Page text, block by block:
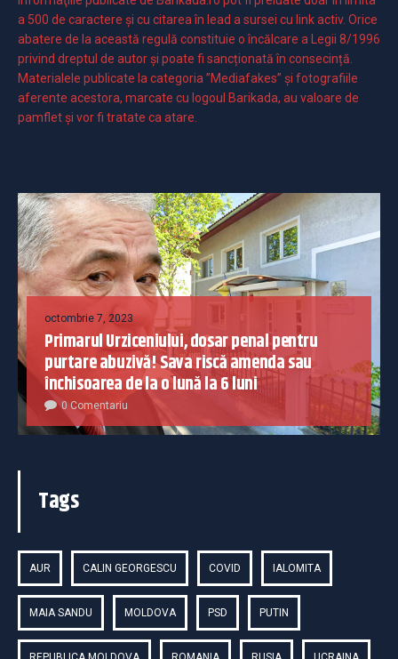
a 500 de caractere şi cu citarea în lead a sursei cu link activ. Orice
abatere de la această regulă constituie o încălcare a Legii 8/1996
privind dreptul de autor și poate fi sancționată în consecință.
Materialele publicate la categoria ”Mediafakes” și fotografiile
aferente acestora, marcate cu logoul Barikada, au valoare de
pamflet și vor fi tratate ca atare.
octombrie 7, 2023
Primarul Urziceniului, dosar penal pentru
purtare abuzivă! Sava riscă amenda sau
închisoarea de la o lună la 6 luni
0 Comentariu
Tags
AUR CALIN GEORGESCU COVID IALOMITA
MAIA SANDU MOLDOVA PSD PUTIN